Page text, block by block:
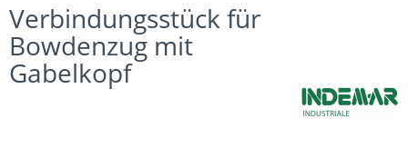
Verbindungsstück für
Bowdenzug mit
Gabelkopf